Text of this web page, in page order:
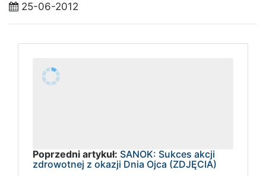
25-06-2012
Poprzedni artykuł: SANOK: Sukces akcji
zdrowotnej z okazji Dnia Ojca (ZDJĘCIA)